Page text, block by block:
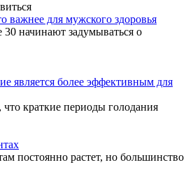
важнее для мужского здоровья
начинают задумываться о
является более эффективным для
что краткие периоды голодания
постоянно растет, но большинство